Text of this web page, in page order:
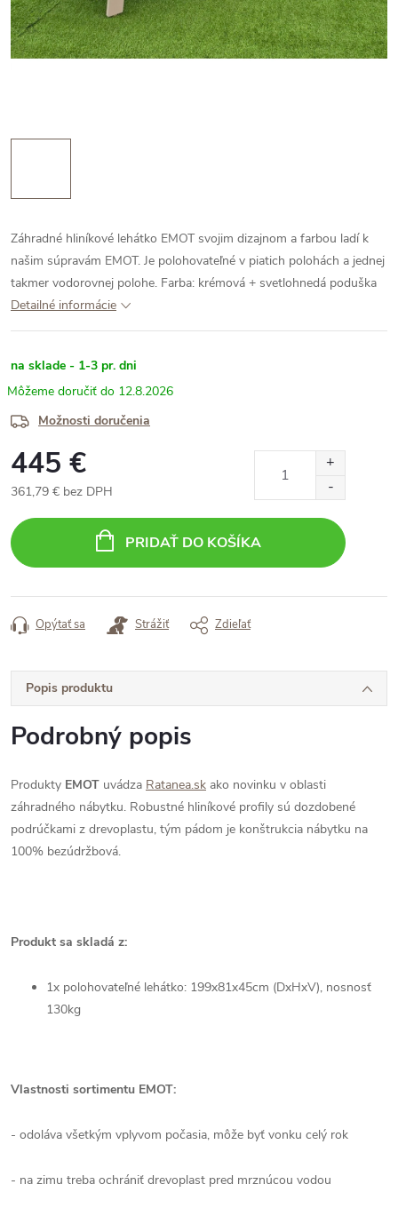
Záhradné hliníkové lehátko EMOT svojim dizajnom a farbou ladí k
našim súpravám EMOT. Je polohovateľné v piatich polohách a jednej
takmer vodorovnej polohe. Farba: krémová + svetlohnedá poduška
Detailné informácie
na sklade - 1-3 pr. dni
12.8.2026
Možnosti doručenia
445 €
361,79 € bez DPH
cena:
PRIDAŤ DO KOŠÍKA
Opýtať sa Strážiť Zdieľať
Popis produktu
Podrobný popis
Produkty EMOT uvádza Ratanea.sk ako novinku v oblasti
záhradného nábytku. Robustné hliníkové profily sú dozdobené
podrúčkami z drevoplastu, tým pádom je konštrukcia nábytku na
100% bezúdržbová.
Produkt sa skladá z:
1x polohovateľné lehátko: 199x81x45cm (DxHxV), nosnosť
130kg
Vlastnosti sortimentu EMOT:
- odoláva všetkým vplyvom počasia, môže byť vonku celý rok
- na zimu treba ochrániť drevoplast pred mrznúcou vodou